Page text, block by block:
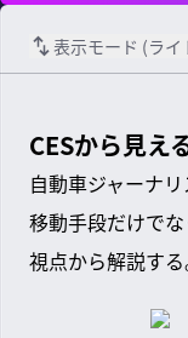
表示モード (ライ
CESから見え
自動車ジャーナ
移動手段だけで
視点から解説する